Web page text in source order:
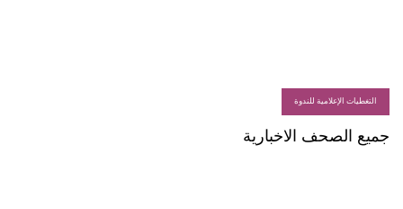
التغطيات الإعلامية للندوة
جميع الصحف الاخبارية